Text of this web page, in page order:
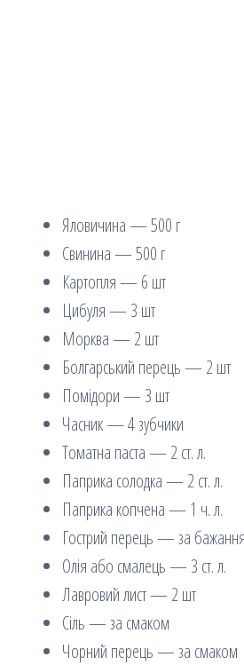
Яловичина — 500 г
Свинина — 500 г
Картопля — 6 шт
Цибуля — 3 шт
Морква — 2 шт
Болгарський перець — 2 шт
Помідори — 3 шт
Часник — 4 зубчики
Томатна паста — 2 ст. л.
Паприка солодка — 2 ст. л.
Паприка копчена — 1 ч. л.
Гострий перець — за
Олія або смалець — 3 ст. л.
Лавровий лист — 2 шт
Сіль — за смаком
Чорний перець — за смаком